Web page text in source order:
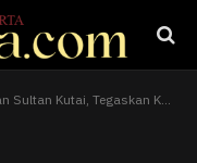
Pemberitaan Positif dan Berimbang